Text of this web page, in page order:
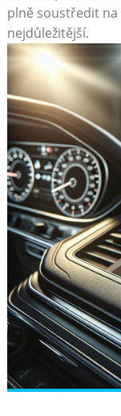
plně soustředit na
nejdůležitější.